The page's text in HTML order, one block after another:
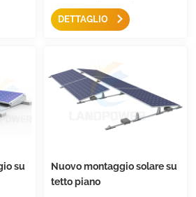
per
la soluzione migliore per
grandi pannelli solari da fissare
installare e tenere in
magazzino
DETTAGLIO
su
Nuovo montaggio solare su
tetto piano